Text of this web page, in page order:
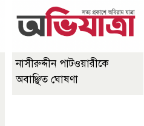
নাসীরুদ্দীন পাটওয়ারীকে
অবাঞ্ছিত ঘোষণা